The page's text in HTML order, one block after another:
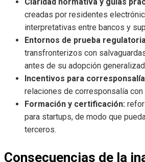
Claridad normativa y guías
creadas por residentes
interpretativas entre bancos y
Entornos de prueba
transfronterizos con
antes de su adopción
Incentivos para
relaciones de corresponsalía
Formación y certificación:
para startups, de modo que
terceros.
Consecuencias de la